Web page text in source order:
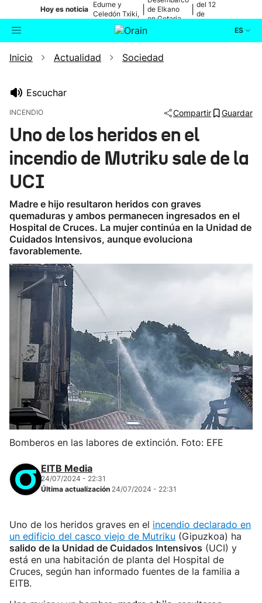
Hoy es noticia
Edurne y
Celedón Txiki,
en directo
de Elkano
en Getaria
del 12
de
ES
Buscador Actualidad
Ikusmiran
Inicio Actualidad Sociedad
Escuchar
INCENDIO Compartir Guardar
Uno de los heridos en el
incendio de Mutriku sale de la
UCI
Madre e hijo resultaron heridos con graves
quemaduras y ambos permanecen ingresados en el
Hospital de Cruces. La mujer continúa en la Unidad de
Cuidados Intensivos, aunque evoluciona
favorablemente.
Bomberos en las labores de extinción. Foto: EFE
EITB Media
24/07/2024 - 22:31
Última actualización 24/07/2024 - 22:31
Uno de los heridos graves en el incendio declarado en
un edificio del casco viejo de Mutriku (Gipuzkoa) ha
salido de la Unidad de Cuidados Intensivos (UCI) y
está en una habitación de planta del Hospital de
Cruces, según han informado fuentes de la familia a
EITB.